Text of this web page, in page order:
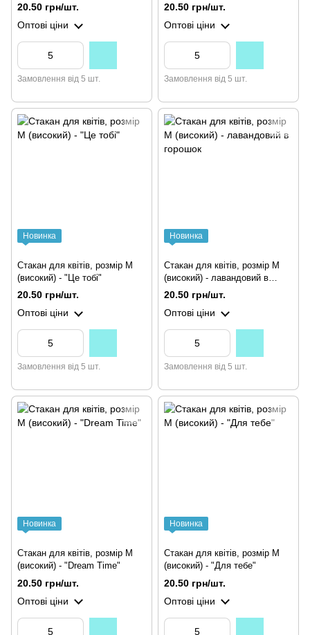
20.50 грн/шт.
Оптові ціни
Замовлення від 5 шт.
20.50 грн/шт.
Оптові ціни
Замовлення від 5 шт.
Новинка
Стакан для квітів, розмір М
(високий) - "Це тобі"
20.50 грн/шт.
Оптові ціни
Замовлення від 5 шт.
Новинка
Стакан для квітів, розмір М
(високий) - лавандовий в
горошок
20.50 грн/шт.
Оптові ціни
Замовлення від 5 шт.
Новинка
Стакан для квітів, розмір М
(високий) - "Dream Time"
20.50 грн/шт.
Оптові ціни
Новинка
Стакан для квітів, розмір М
(високий) - "Для тебе"
20.50 грн/шт.
Оптові ціни